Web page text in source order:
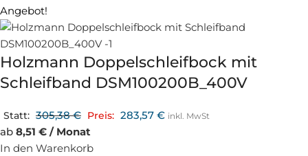
Angebot!
Holzmann Doppelschleifbock mit
Schleifband DSM100200B_400V
Statt: 305,38€ Preis: 283,57 € inkl. MwSt
ab 8,51 € / Monat
In den Warenkorb